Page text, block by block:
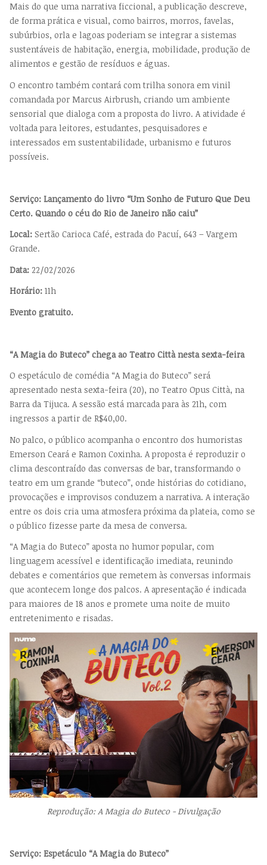
Mais do que uma narrativa ficcional, a publicação descreve,
de forma prática e visual, como bairros, morros, favelas,
subúrbios, orla e lagoas poderiam se integrar a sistemas
sustentáveis de habitação, energia, mobilidade, produção de
alimentos e gestão de resíduos e águas.
O encontro também contará com trilha sonora em vinil
comandada por Marcus Airbrush, criando um ambiente
sensorial que dialoga com a proposta do livro. A atividade é
voltada para leitores, estudantes, pesquisadores e
interessados em sustentabilidade, urbanismo e futuros
possíveis.
Serviço: Lançamento do livro “Um Sonho de Futuro Que Deu
Certo. Quando o céu do Rio de Janeiro não caiu”
Local: Sertão Carioca Café, estrada do Pacuí, 643 – Vargem
Grande.
Data: 22/02/2026
Horário: 11h
Evento gratuito.
“A Magia do Buteco” chega ao Teatro Città nesta sexta-feira
O espetáculo de comédia “A Magia do Buteco” será
apresentado nesta sexta-feira (20), no Teatro Opus Città, na
Barra da Tijuca. A sessão está marcada para às 21h, com
ingressos a partir de R$40,00.
No palco, o público acompanha o encontro dos humoristas
Emerson Ceará e Ramon Coxinha. A proposta é reproduzir o
clima descontraído das conversas de bar, transformando o
teatro em um grande “buteco”, onde histórias do cotidiano,
provocações e improvisos conduzem a narrativa. A interação
entre os dois cria uma atmosfera próxima da plateia, como se
o público fizesse parte da mesa de conversa.
“A Magia do Buteco” aposta no humor popular, com
linguagem acessível e identificação imediata, reunindo
debates e comentários que remetem às conversas informais
que acontecem longe dos palcos. A apresentação é indicada
para maiores de 18 anos e promete uma noite de muito
entretenimento e risadas.
Reprodução: A Magia do Buteco - Divulgação
Serviço: Espetáculo “A Magia do Buteco”